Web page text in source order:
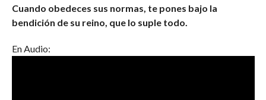
Cuando obedeces sus normas, te pones bajo la
bendición de su reino, que lo suple todo.
En Audio: